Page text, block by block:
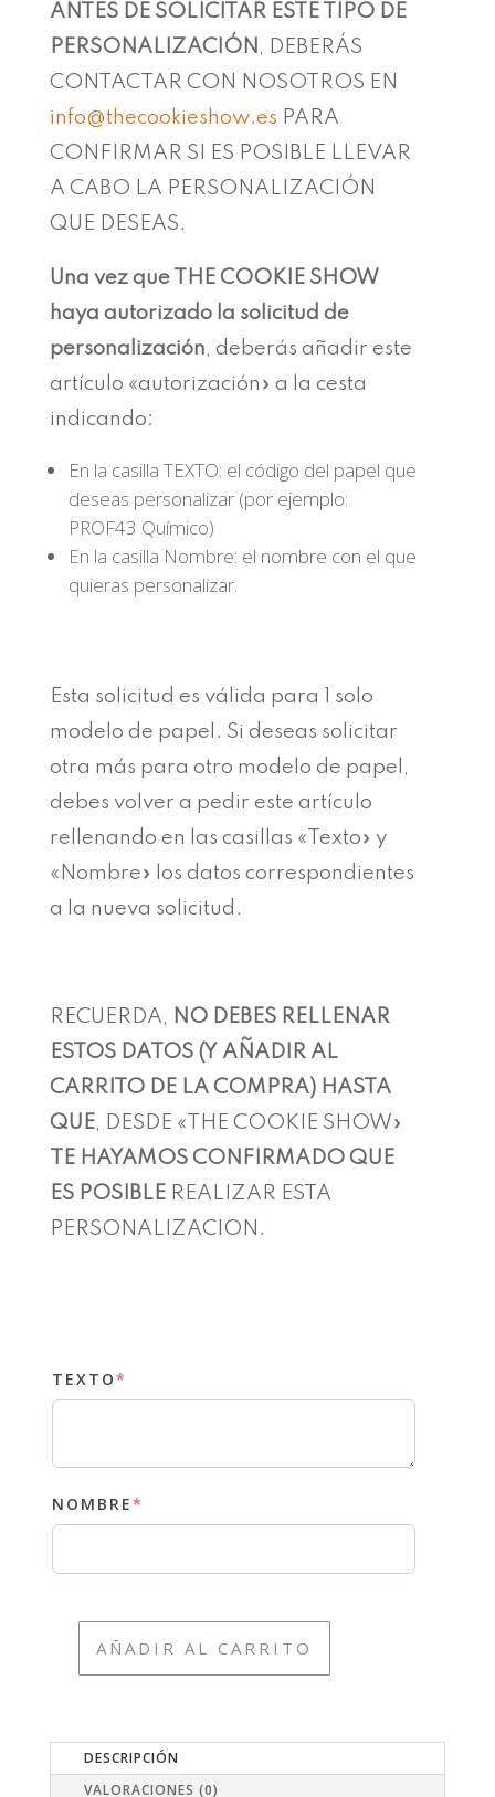
ANTES DE SOLICITAR ESTE TIPO DE
PERSONALIZACIÓN , DEBERÁS
CONTACTAR CON NOSOTROS EN
info@thecookieshow.es PARA
CONFIRMAR SI ES POSIBLE LLEVAR
A CABO LA PERSONALIZACIÓN
QUE DESEAS.
Una vez que THE COOKIE SHOW
haya autorizado la solicitud de
personalización, deberás añadir este
artículo «autorización» a la cesta
indicando:
En la casilla TEXTO: el código del papel que
deseas personalizar (por ejemplo:
PROF43 Químico)
En la casilla Nombre: el nombre con el que
quieras personalizar.
Esta solicitud es válida para 1 solo
modelo de papel. Si deseas solicitar
otra más para otro modelo de papel,
debes volver a pedir este artículo
rellenando en las casillas «Texto» y
«Nombre» los datos correspondientes
a la nueva solicitud.
RECUERDA, NO DEBES RELLENAR
ESTOS DATOS (Y AÑADIR AL
CARRITO DE LA COMPRA) HASTA
QUE, DESDE «THE COOKIE SHOW»
TE HAYAMOS CONFIRMADO QUE
ES POSIBLEREALIZAR ESTA
PERSONALIZACION.
TEXTO*
NOMBRE*
PAPEL
AÑADIR AL CARRITO
DESCRIPCIÓN
VALORACIONES (0)